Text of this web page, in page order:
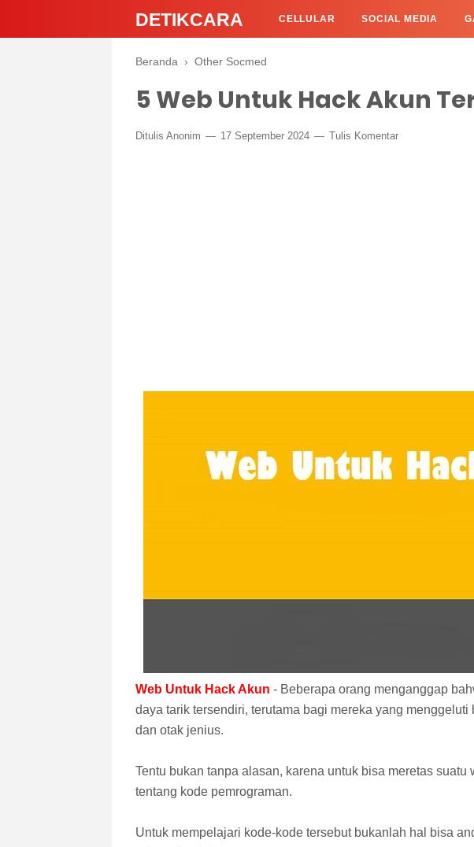
DETIKCARA CELLULAR SOCIAL MEDIA
Beranda › Other Socmed
5 Web Untuk Hack Akun
Ditulis Anonim 17 September 2024 Tulis Komentar
Web Untuk Hack Akun - Beberapa orang menganggap
daya tarik tersendiri, terutama bagi mereka yang
dan otak jenius.
Tentu bukan tanpa alasan, karena untuk bisa meretas
tentang kode pemrograman.
Untuk mempelajari kode-kode tersebut bukanlah hal bisa